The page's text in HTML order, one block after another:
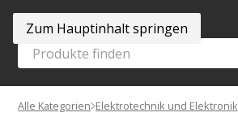
Zum Hauptinhalt springen
Alle Kategorien Elektrotechnik und Elektronik